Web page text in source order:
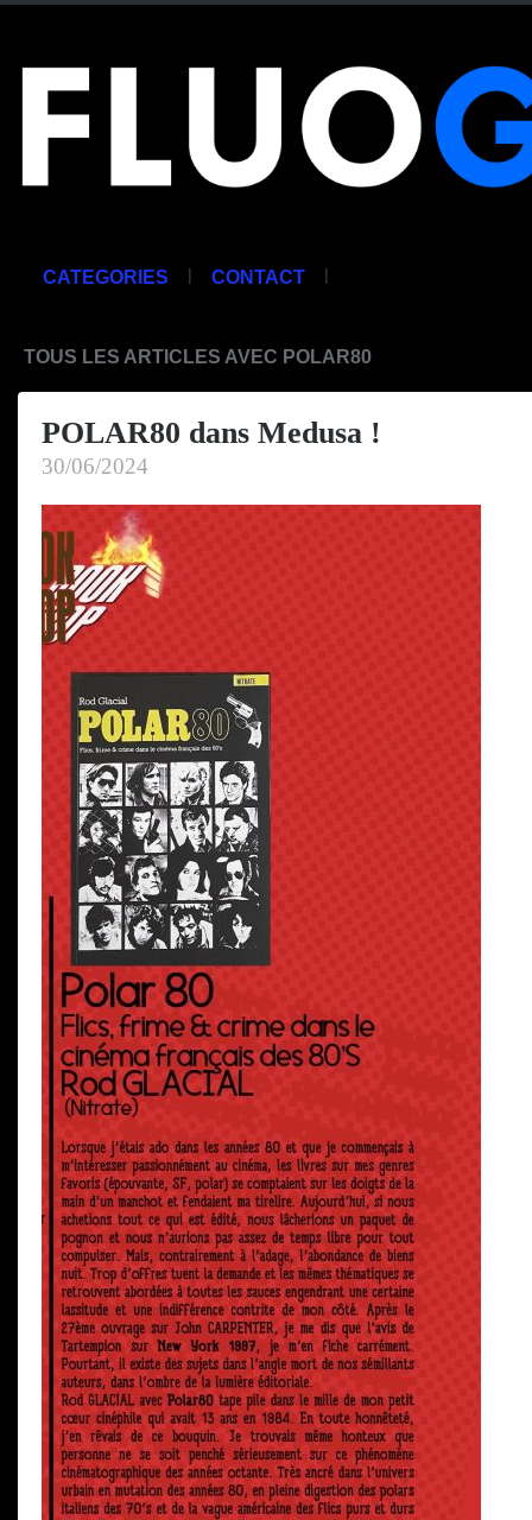
CATEGORIES | CONTACT |
TOUS LES ARTICLES AVEC POLAR80
POLAR80 dans Medusa !
30/06/2024